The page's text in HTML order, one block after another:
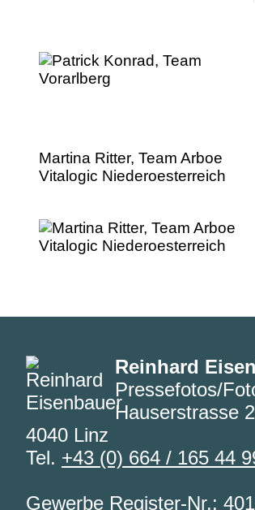
Martina Ritter, Team Arboe
Vitalogic Niederoesterreich
Reinhard
Pressefotos/
Hauserstrasse
4040 Linz
Tel. +43 (0) 664 / 165 44
Gewerbe Register-Nr.: